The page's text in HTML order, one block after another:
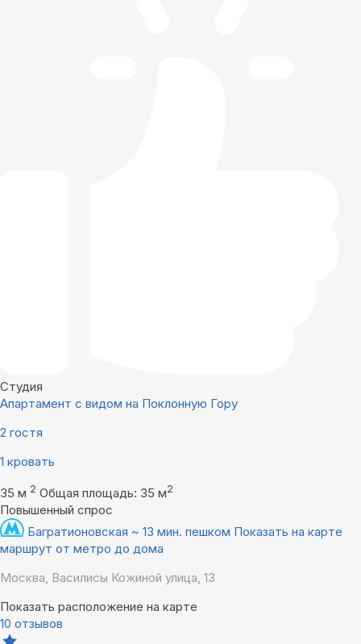
Студия
Апартамент с видом на Поклонную Гору
2 гостя
1 кровать
35 м 2 Общая площадь: 35 м2
Повышенный спрос
Багратионовская ~ 13 мин. пешком Показать на карте
маршрут от метро до дома
Москва, Василисы Кожиной улица, 13
Показать расположение на карте
10 отзывов